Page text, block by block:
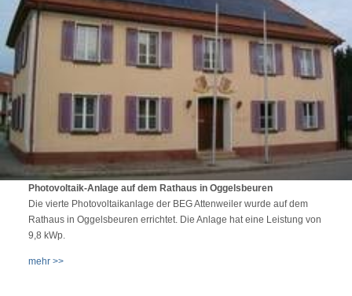
Photovoltaik-Anlage auf dem Rathaus in Oggelsbeuren
Die vierte Photovoltaikanlage der BEG Attenweiler wurde auf dem
Rathaus in Oggelsbeuren errichtet. Die Anlage hat eine Leistung von
9,8 kWp.
mehr >>